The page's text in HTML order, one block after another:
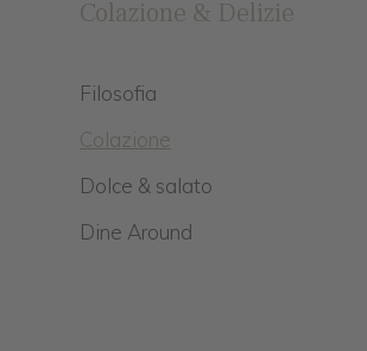
Colazione & Delizie
Filosofia
Colazione
Dolce & salato
Dine Around